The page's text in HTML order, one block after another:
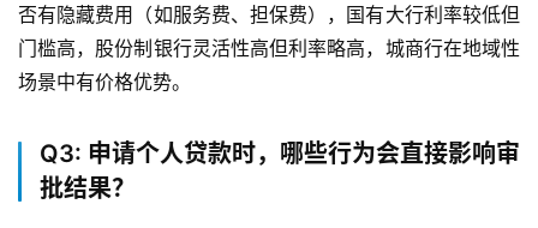
否有隐藏费用（如服务费、担保费），国有大行利率较低但
门槛高，股份制银行灵活性高但利率略高，城商行在地域性
场景中有价格优势。
Q3: 申请个人贷款时，哪些行为会直接影响审
批结果？